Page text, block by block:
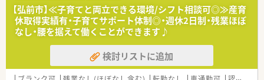
【弘前市】≪子育てと両立できる環境/シフト相談可◎≫産育
休取得実績有・子育てサポート体制◎・週休2日制・残業ほぼ
なし・腰を据えて働くことができます♪
検討リストに追加